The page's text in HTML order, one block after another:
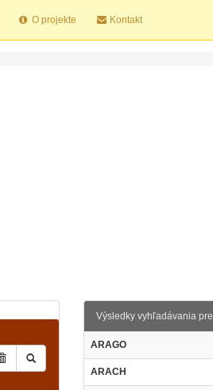
O projekte Kontakt
Výsledky vyhľadávania pre
ARAGO
ARACH